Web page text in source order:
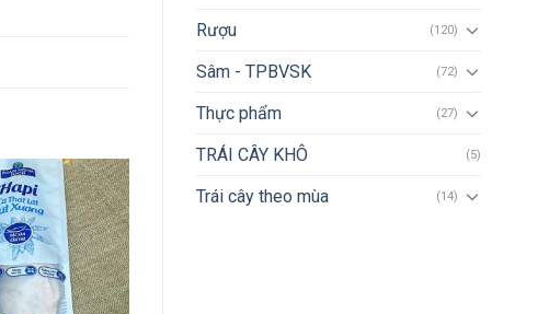
Rượu (120)
Sâm - TPBVSK (72)
Thực phẩm (27)
TRÁI CÂY KHÔ (5)
Trái cây theo mùa (14)